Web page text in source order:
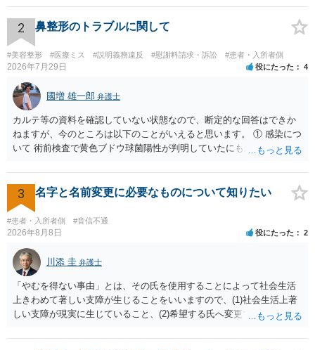
検察庁に訴えるのもありかもしれないですが、実際に捜査をするの
は、結局所轄だと思われますので、やはり結論は変わらないかもしれ
ないです。 一度、最寄りの「刑事に強い」とうたっている弁護士に相
談してみてはいかがでしょうか。 以上、ご参考まで。
2 鼻整形のトラブルに関して
#美容整形 #医療ミス #説明義務違反 #慰謝料請求・訴訟 #患者・入所者側
2026年7月29日 役にたった 4
國増 雄一郎 弁護士
カルテ等の資料を確認していない状態なので、断定的な回答はできか
ねますが、今のところは以下のことがいえると思います。 ① 感染につ
いて 術前検査で黄色ブドウ球菌陽性が判明していたにもかかわらず、
的な医療水準に照らして相当でないと判断された場合には、相手方の
過失が認められる可能性があります。 当時の標準的な医療水準につい
ては、リサーチの必要性があると思います。 ② 肋軟骨採取について
仮に左右でリスクが著しくことなるという事実が立証できるのであれ
ば、それに関する説明や選択の機会が与えられなかったことは、説明
義務違反にあたり、慰謝料が請求できる可能性があります。 ③ 鼻孔縁
挙上について 施術内容に「鼻孔緑挙上」が含まれる合意がある事実
と、それを相手方が勝手に取りやめた事実を立証できれば、債務不履
行責任を追及できる可能性があります。 また術中の変更可能性に関す
る事前の説明がなされていないのであれば、説明義務違反にあたり、
これについても損害賠償請求できる可能性があります。 詳しくは、術
3 名字と名前変更に必要なものについて知りたい
#患者・入所者側 #音信不通
2026年8月8日 役にたった 2
川添 圭 弁護士
「やむを得ない事由」とは、その氏を使用することによって社会生活
上きわめて著しい支障が生じることをいいますので、(1)社会生活上著
しい支障が現実に生じていること、(2)希望する氏へ変更できればその
できるかどうかがポイントです。 記録中に現れた一切の事情が判断対